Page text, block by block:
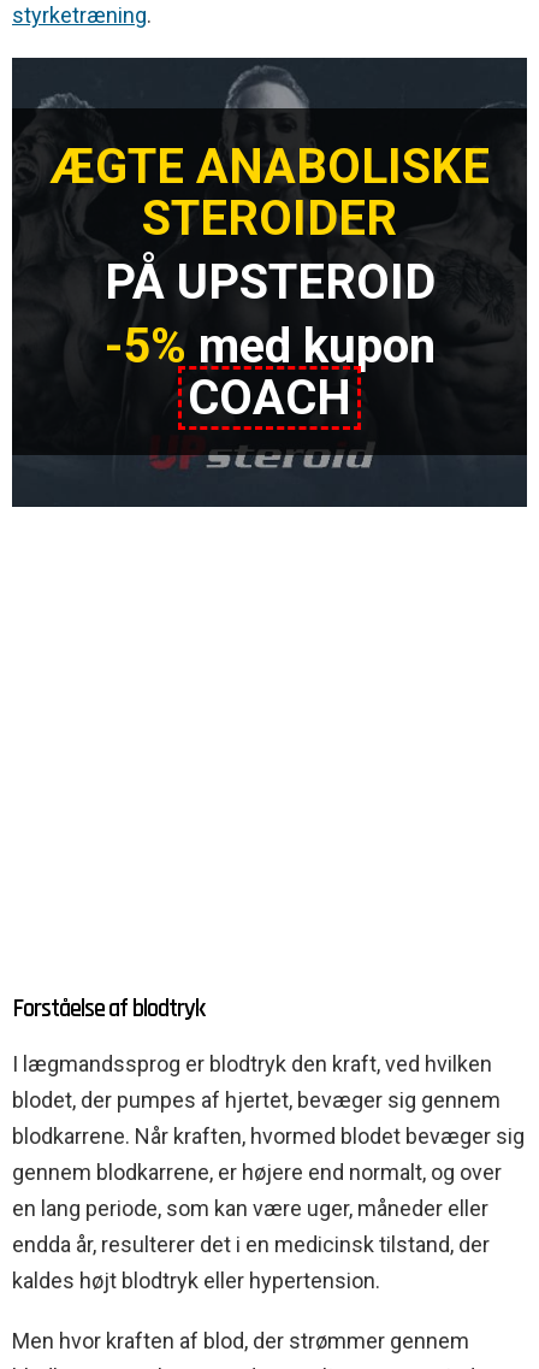
styrketræning.
ÆGTE ANABOLISKE
STEROIDER
PÅ UPSTEROID
-5% med kupon
COACH
Forståelse af blodtryk
I lægmandssprog er blodtryk den kraft, ved hvilken
blodet, der pumpes af hjertet, bevæger sig gennem
blodkarrene. Når kraften, hvormed blodet bevæger sig
gennem blodkarrene, er højere end normalt, og over
en lang periode, som kan være uger, måneder eller
endda år, resulterer det i en medicinsk tilstand, der
kaldes højt blodtryk eller hypertension.
Men hvor kraften af blod, der strømmer gennem